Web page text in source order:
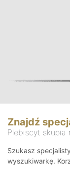
Znajdź
Plebiscyt skupia
Szukasz
wyszukiwarkę.